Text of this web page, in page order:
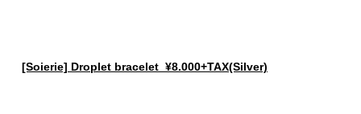
[Soierie] Droplet bracelet ¥8.000+TAX(Silver)